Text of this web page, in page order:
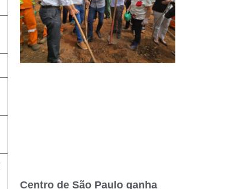
Centro de São Paulo ganha